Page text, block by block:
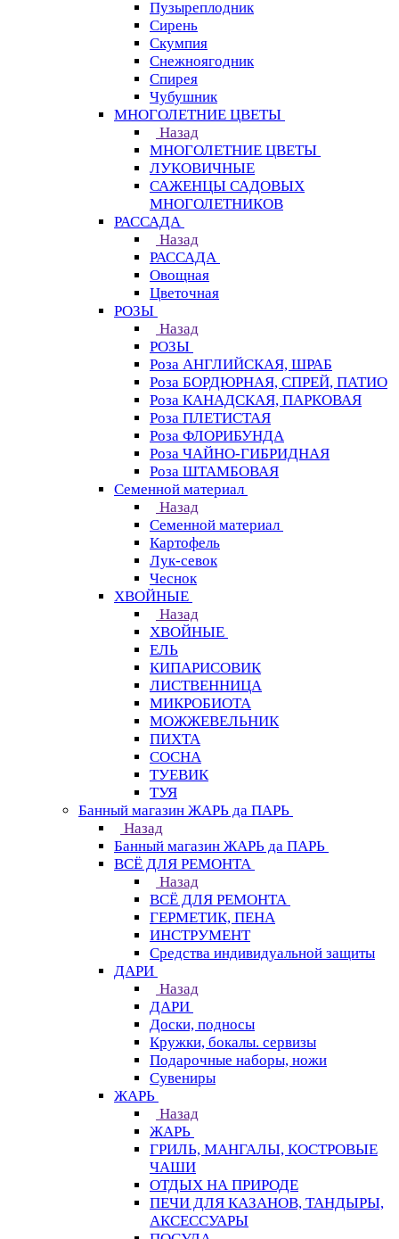
Пузыреплодник
Сирень
Скумпия
Снежноягодник
Спирея
Чубушник
МНОГОЛЕТНИЕ ЦВЕТЫ
Назад
МНОГОЛЕТНИЕ ЦВЕТЫ
ЛУКОВИЧНЫЕ
САЖЕНЦЫ САДОВЫХ
МНОГОЛЕТНИКОВ
РАССАДА
Назад
РАССАДА
Овощная
Цветочная
РОЗЫ
Назад
РОЗЫ
Роза АНГЛИЙСКАЯ, ШРАБ
Роза БОРДЮРНАЯ, СПРЕЙ, ПАТИО
Роза КАНАДСКАЯ, ПАРКОВАЯ
Роза ПЛЕТИСТАЯ
Роза ФЛОРИБУНДА
Роза ЧАЙНО-ГИБРИДНАЯ
Роза ШТАМБОВАЯ
Семенной материал
Назад
Семенной материал
Картофель
Лук-севок
Чеснок
ХВОЙНЫЕ
Назад
ХВОЙНЫЕ
ЕЛЬ
КИПАРИСОВИК
ЛИСТВЕННИЦА
МИКРОБИОТА
МОЖЖЕВЕЛЬНИК
ПИХТА
СОСНА
ТУЕВИК
ТУЯ
Банный магазин ЖАРЬ да ПАРЬ
Назад
Банный магазин ЖАРЬ да ПАРЬ
ВСЁ ДЛЯ РЕМОНТА
Назад
ВСЁ ДЛЯ РЕМОНТА
ГЕРМЕТИК, ПЕНА
ИНСТРУМЕНТ
Средства индивидуальной защиты
ДАРИ
Назад
ДАРИ
Доски, подносы
Кружки, бокалы. сервизы
Подарочные наборы, ножи
Сувениры
ЖАРЬ
Назад
ЖАРЬ
ГРИЛЬ, МАНГАЛЫ, КОСТРОВЫЕ
ЧАШИ
ОТДЫХ НА ПРИРОДЕ
ПЕЧИ ДЛЯ КАЗАНОВ, ТАНДЫРЫ,
АКСЕССУАРЫ